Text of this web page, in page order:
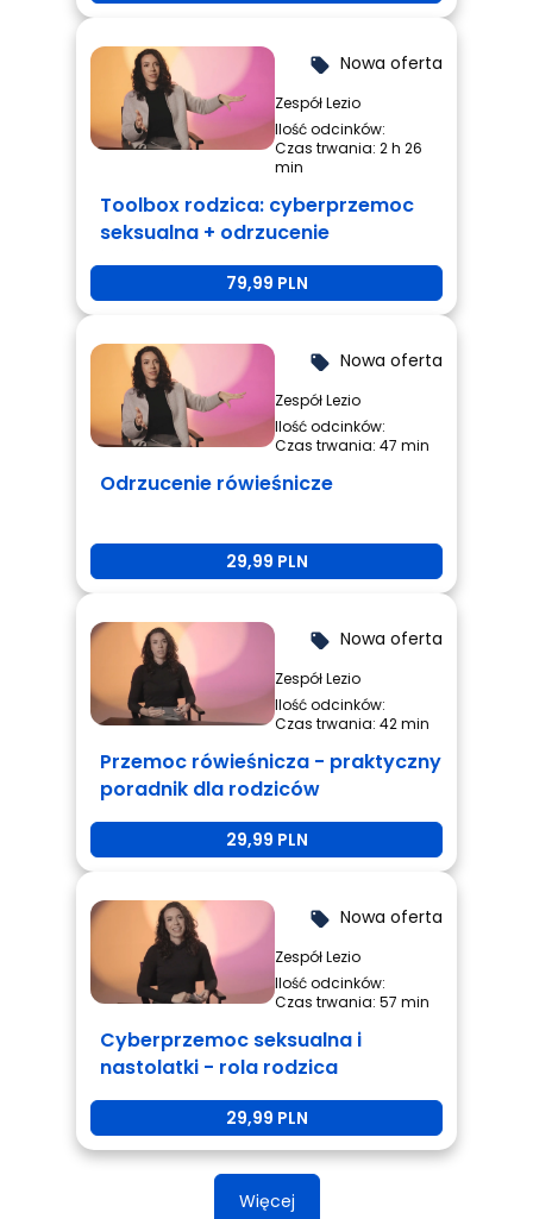
local_offer Nowa oferta
Zespół Lezio
Ilość odcinków:
Czas trwania: 2 h 26
min
Toolbox rodzica: cyberprzemoc
seksualna + odrzucenie
rówieśnicze + przemoc
79,99 PLN
local_offer Nowa oferta
Zespół Lezio
Ilość odcinków:
Czas trwania: 47 min
Odrzucenie rówieśnicze
29,99 PLN
local_offer Nowa oferta
Zespół Lezio
Ilość odcinków:
Czas trwania: 42 min
Przemoc rówieśnicza - praktyczny
poradnik dla rodziców
29,99 PLN
local_offer Nowa oferta
Zespół Lezio
Ilość odcinków:
Czas trwania: 57 min
Cyberprzemoc seksualna i
nastolatki - rola rodzica
29,99 PLN
Więcej